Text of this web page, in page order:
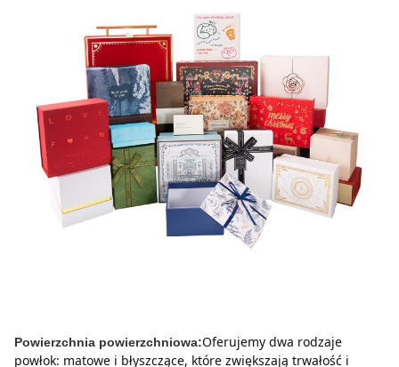
Powierzchnia powierzchniowa:Oferujemy dwa rodzaje
powłok: matowe i błyszczące, które zwiększają trwałość i